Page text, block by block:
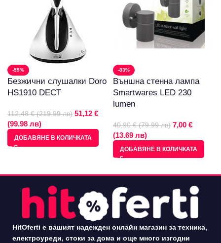
-55%
Безжични слушалки Doro
HS1910 DECT
112,48 € (219.99 лв) 51,12 €
(99.98 лв)
ДОБАВЯНЕ В КОЛИЧКАТА
-83%
Външна стенна лампа
Smartwares LED 230
lumen
40,90 € (79.99 лв) 7,00 €
(13.69 лв)
ДОБАВЯНЕ В КОЛИЧКАТА
HitOferti е вашият надежден онлайн магазин за техника,
електроуреди, стоки за дома и още много изгодни